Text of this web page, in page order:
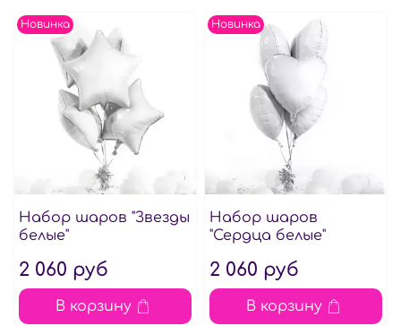
Новинка
Набор шаров "Звезды
белые"
2 060 руб
В корзину
Новинка
Набор шаров
"Сердца белые"
2 060 руб
В корзину